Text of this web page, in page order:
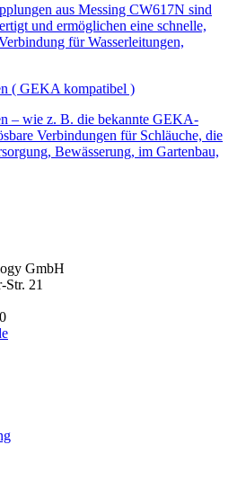
aus Messing CW617N sind
und ermöglichen eine schnelle,
für Wasserleitungen,
( GEKA kompatibel )
– wie z. B. die bekannte GEKA-
Verbindungen für Schläuche, die
Bewässerung, im Gartenbau,
GmbH
21